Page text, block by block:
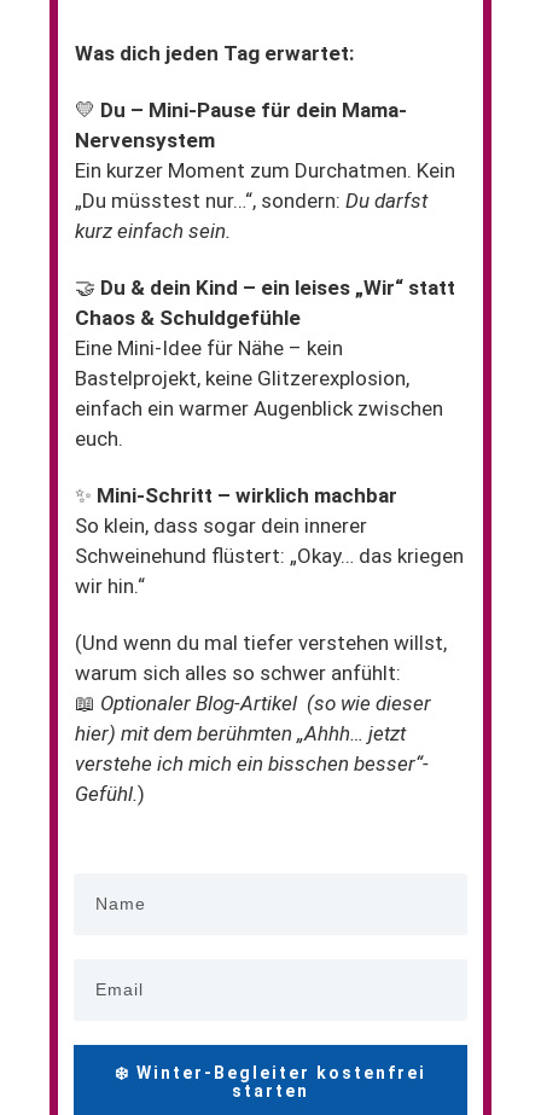
Was dich jeden Tag erwartet:
💛 Du – Mini-Pause für dein Mama-
Nervensystem
Ein kurzer Moment zum Durchatmen. Kein
„Du müsstest nur…“, sondern: Du darfst
kurz einfach sein.
🤝 Du & dein Kind – ein leises „Wir“ statt
Chaos & Schuldgefühle
Eine Mini-Idee für Nähe – kein
Bastelprojekt, keine Glitzerexplosion,
einfach ein warmer Augenblick zwischen
euch.
✨ Mini-Schritt – wirklich machbar
So klein, dass sogar dein innerer
Schweinehund flüstert: „Okay… das kriegen
wir hin.“
(Und wenn du mal tiefer verstehen willst,
warum sich alles so schwer anfühlt:
📖 Optionaler Blog-Artikel (so wie dieser
hier) mit dem berühmten „Ahhh… jetzt
verstehe ich mich ein bisschen besser“-
Gefühl.)
❄️ Winter-Begleiter kostenfrei
starten